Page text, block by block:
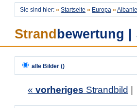
Sie sind hier: » Startseite » Europa »
Strand bewertung
alle Bilder ()
« vorheriges Strandbild